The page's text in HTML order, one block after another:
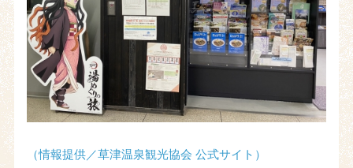
（情報提供／草津温泉観光協会 公式サイト）